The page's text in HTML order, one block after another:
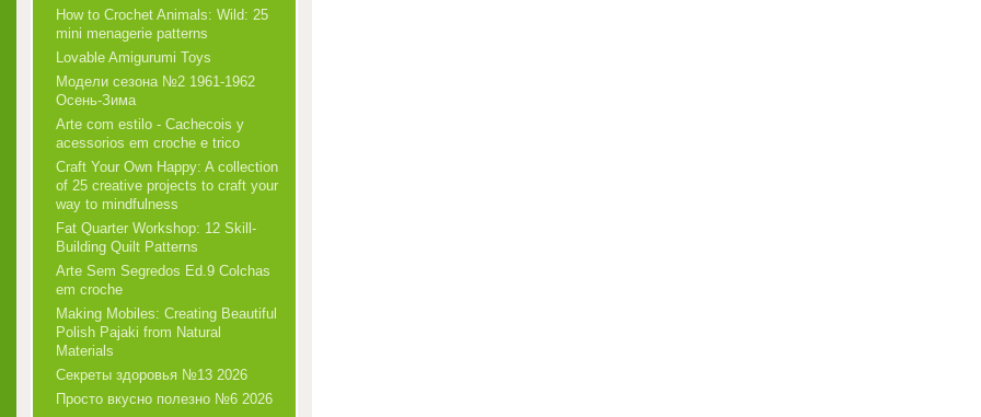
How to Crochet Animals: Wild: 25
mini menagerie patterns
Lovable Amigurumi Toys
Модели сезона №2 1961-1962
Осень-Зима
Arte com estilo - Cachecois у
acessorios em croche e trico
Craft Your Own Happy: A collection
of 25 creative projects to craft your
way to mindfulness
Fat Quarter Workshop: 12 Skill-
Building Quilt Patterns
Arte Sem Segredos Ed.9 Colchas
em croche
Making Mobiles: Creating Beautiful
Polish Pajaki from Natural
Materials
Секреты здоровья №13 2026
Просто вкусно полезно №6 2026